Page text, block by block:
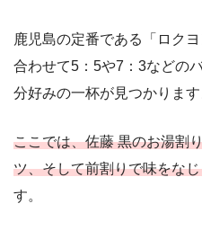
鹿児島の定番である「ロク
合わせて5：5や7：3などの
分好みの一杯が見つかります
ここでは、佐藤 黒のお湯割
ツ、そして前割りで味をな
す。